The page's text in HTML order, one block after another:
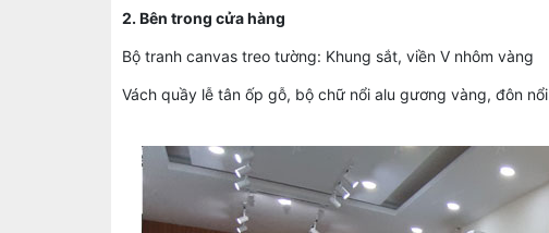
2. Bên trong cửa hàng
Bộ tranh canvas treo tường: Khung sắt, viền V nhôm vàng
Vách quầy lễ tân ốp gỗ, bộ chữ nổi alu gương vàng, đôn nổi